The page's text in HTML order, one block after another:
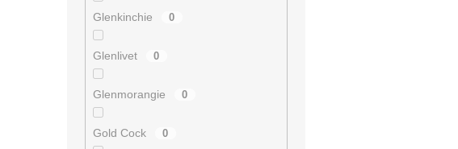
Glenkinchie 0
Glenlivet 0
Glenmorangie 0
Gold Cock 0